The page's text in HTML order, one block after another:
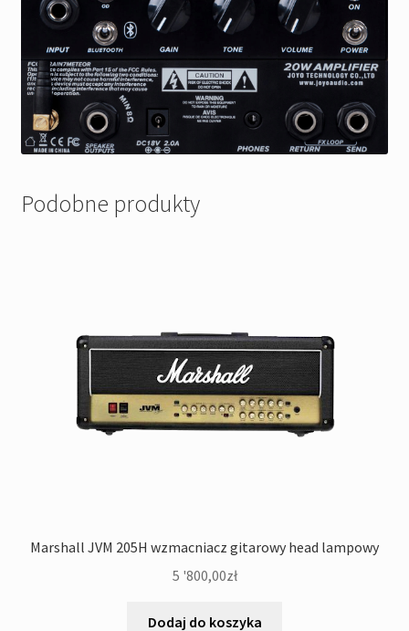
Podobne produkty
Marshall JVM 205H wzmacniacz gitarowy head lampowy
5 '800,00zł
Dodaj do koszyka